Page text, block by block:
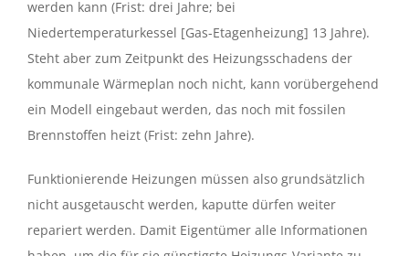
werden kann (Frist: drei Jahre; bei
Niedertemperaturkessel [Gas-Etagenheizung] 13 Jahre).
Steht aber zum Zeitpunkt des Heizungsschadens der
kommunale Wärmeplan noch nicht, kann vorübergehend
ein Modell eingebaut werden, das noch mit fossilen
Brennstoffen heizt (Frist: zehn Jahre).
Funktionierende Heizungen müssen also grundsätzlich
nicht ausgetauscht werden, kaputte dürfen weiter
repariert werden. Damit Eigentümer alle Informationen